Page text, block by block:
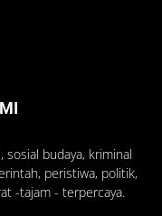
budaya, kriminal
peristiwa, politik,
-tajam - terpercaya.